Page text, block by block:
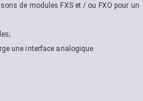
de modules FXS et / ou FXO pour un
une interface analogique.